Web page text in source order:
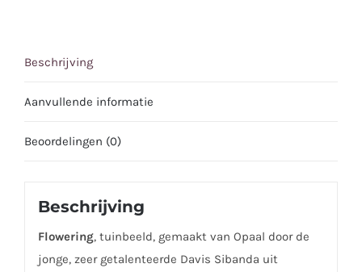
Beschrijving
Aanvullende informatie
Beoordelingen (0)
Beschrijving
Flowering, tuinbeeld, gemaakt van Opaal door de
jonge, zeer getalenteerde Davis Sibanda uit